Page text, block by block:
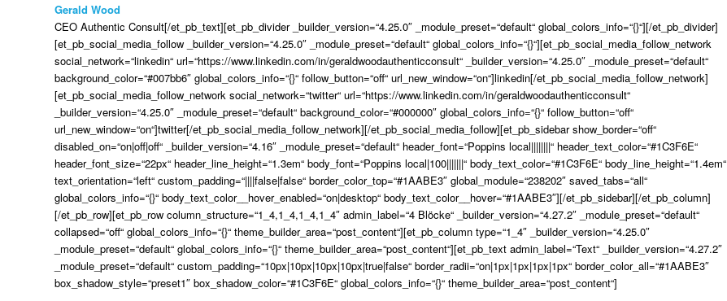
Gerald Wood
CEO Authentic Consult[/et_pb_text][et_pb_divider _builder_version=“4.25.0″ _module_preset=“default“ global_colors_info=“{}“][/et_pb_divider]
[et_pb_social_media_follow _builder_version=“4.25.0″ _module_preset=“default“ global_colors_info=“{}“][et_pb_social_media_follow_network
social_network=“linkedin“ url=“https://www.linkedin.com/in/geraldwoodauthenticconsult“ _builder_version=“4.25.0″ _module_preset=“default“
background_color=“#007bb6″ global_colors_info=“{}“ follow_button=“off“ url_new_window=“on“]linkedin[/et_pb_social_media_follow_network]
[et_pb_social_media_follow_network social_network=“twitter“ url=“https://www.linkedin.com/in/geraldwoodauthenticconsult“
_builder_version=“4.25.0″ _module_preset=“default“ background_color=“#000000″ global_colors_info=“{}“ follow_button=“off“
url_new_window=“on“]twitter[/et_pb_social_media_follow_network][/et_pb_social_media_follow][et_pb_sidebar show_border=“off“
disabled_on=“on|off|off“ _builder_version=“4.16″ _module_preset=“default“ header_font=“Poppins local||||||||“ header_text_color=“#1C3F6E“
header_font_size=“22px“ header_line_height=“1.3em“ body_font=“Poppins local|100|||||||“ body_text_color=“#1C3F6E“ body_line_height=“1.4em“
text_orientation=“left“ custom_padding=“||||false|false“ border_color_top=“#1AABE3″ global_module=“238202″ saved_tabs=“all“
global_colors_info=“{}“ body_text_color__hover_enabled=“on|desktop“ body_text_color__hover=“#1AABE3″][/et_pb_sidebar][/et_pb_column]
[/et_pb_row][et_pb_row column_structure=“1_4,1_4,1_4,1_4″ admin_label=“4 Blöcke“ _builder_version=“4.27.2″ _module_preset=“default“
collapsed=“off“ global_colors_info=“{}“ theme_builder_area=“post_content“][et_pb_column type=“1_4″ _builder_version=“4.25.0″
_module_preset=“default“ global_colors_info=“{}“ theme_builder_area=“post_content“][et_pb_text admin_label=“Text“ _builder_version=“4.27.2″
_module_preset=“default“ custom_padding=“10px|10px|10px|10px|true|false“ border_radii=“on|1px|1px|1px|1px“ border_color_all=“#1AABE3″
box_shadow_style=“preset1″ box_shadow_color=“#1C3F6E“ global_colors_info=“{}“ theme_builder_area=“post_content“]